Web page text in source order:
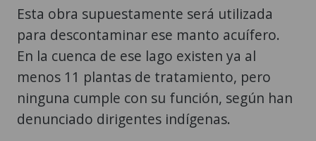
Esta obra supuestamente será utilizada
para descontaminar ese manto acuífero.
En la cuenca de ese lago existen ya al
menos 11 plantas de tratamiento, pero
ninguna cumple con su función, según han
denunciado dirigentes indígenas.